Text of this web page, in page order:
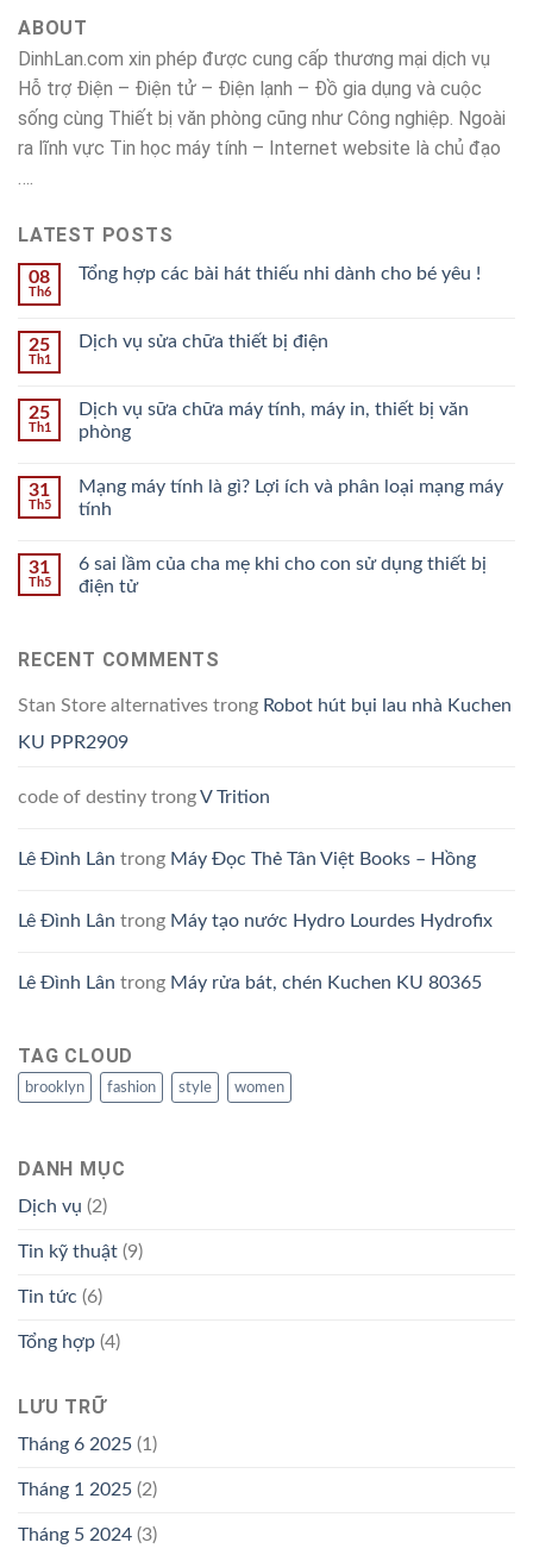
ABOUT
DinhLan.com xin phép được cung cấp thương mại dịch vụ
Hỗ trợ Điện – Điện tử – Điện lạnh – Đồ gia dụng và cuộc
sống cùng Thiết bị văn phòng cũng như Công nghiệp. Ngoài
ra lĩnh vực Tin học máy tính – Internet website là chủ đạo
….
LATEST POSTS
08
Th6
Tổng hợp các bài hát thiếu nhi dành cho bé yêu !
25
Th1
Dịch vụ sửa chữa thiết bị điện
25
Th1
Dịch vụ sữa chữa máy tính, máy in, thiết bị văn
phòng
31
Th5
Mạng máy tính là gì? Lợi ích và phân loại mạng máy
tính
31
Th5
6 sai lầm của cha mẹ khi cho con sử dụng thiết bị
điện tử
RECENT COMMENTS
Stan Store alternatives trong Robot hút bụi lau nhà Kuchen
KU PPR2909
code of destiny trongV Trition
Lê Đình Lân trong Máy Đọc Thẻ Tân Việt Books – Hồng
Lê Đình Lân trong Máy tạo nước Hydro Lourdes Hydrofix
Lê Đình Lân trong Máy rửa bát, chén Kuchen KU 80365
TAG CLOUD
brooklyn fashion style women
DANH MỤC
Dịch vụ (2)
Tin kỹ thuật (9)
Tin tức (6)
Tổng hợp (4)
LƯU TRỮ
Tháng 6 2025 (1)
Tháng 1 2025 (2)
Tháng 5 2024 (3)